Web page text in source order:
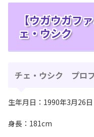
【ウガウガフ
ェ・ウシク
チェ・ウシク プロ
生年月日：1990年3月26日
身長：181cm